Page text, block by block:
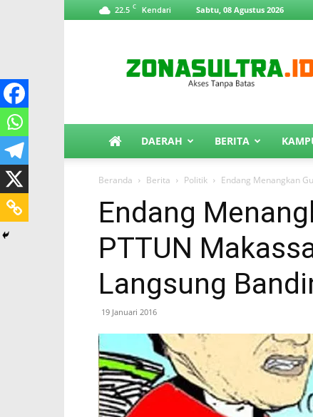
22.5 C Kendari Sabtu, 08 Agustus 2026
DAERAH BERITA
Beranda Berita Politik Endang Menangkan
Endang
PTTUN
Langsung
19 Januari 2016